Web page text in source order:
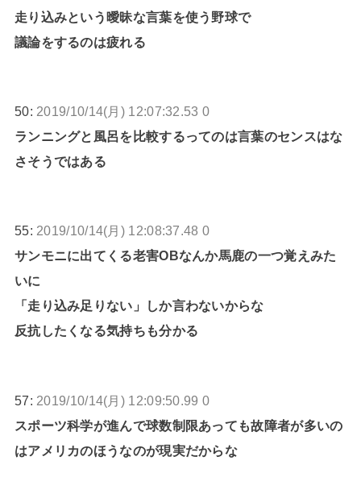
走り込みという曖昧な言葉を使う野球で
議論をするのは疲れる
50: 2019/10/14(月) 12:07:32.53 0
ランニングと風呂を比較するってのは言葉のセンスはな
さそうではある
55: 2019/10/14(月) 12:08:37.48 0
サンモニに出てくる老害OBなんか馬鹿の一つ覚えみた
いに
「走り込み足りない」しか言わないからな
反抗したくなる気持ちも分かる
57: 2019/10/14(月) 12:09:50.99 0
スポーツ科学が進んで球数制限あっても故障者が多いの
はアメリカのほうなのが現実だからな